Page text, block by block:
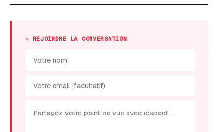
✎ REJOINDRE LA CONVERSATION